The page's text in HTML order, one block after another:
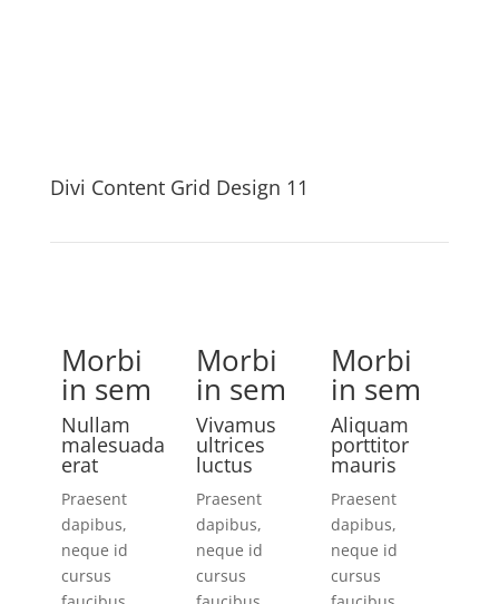
Divi Content Grid Design 11
Morbi
in sem
Nullam
malesuada
erat
Praesent
dapibus,
neque id
cursus
Morbi
in sem
Vivamus
ultrices
luctus
Praesent
dapibus,
neque id
cursus
Morbi
in sem
Aliquam
porttitor
mauris
Praesent
dapibus,
neque id
cursus